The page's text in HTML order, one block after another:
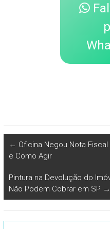
← Oficina Negou Nota
e Como Agir
Pintura na Devolução do
Não Podem Cobrar em SP →